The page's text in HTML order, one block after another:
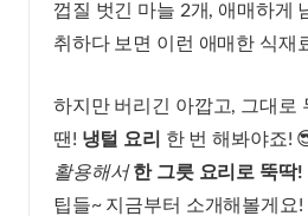
껍질 벗긴 마늘 2개, 애매하게
취하다 보면 이런 애매한 식재
하지만 버리긴 아깝고, 그대로
땐! 냉털 요리 한 번 해봐야죠!
활용해서 한 그릇 요리로 뚝딱!
팁들~ 지금부터 소개해볼게요!